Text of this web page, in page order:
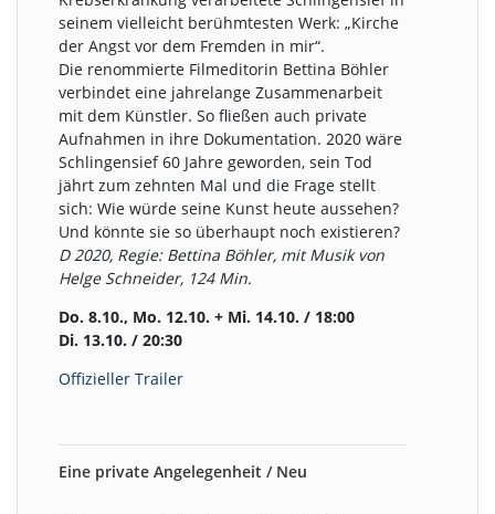
seinem vielleicht berühmtesten Werk: „Kirche
der Angst vor dem Fremden in mir“.
Die renommierte Filmeditorin Bettina Böhler
verbindet eine jahrelange Zusammenarbeit
mit dem Künstler. So fließen auch private
Aufnahmen in ihre Dokumentation. 2020 wäre
Schlingensief 60 Jahre geworden, sein Tod
jährt zum zehnten Mal und die Frage stellt
sich: Wie würde seine Kunst heute aussehen?
Und könnte sie so überhaupt noch existieren?
D 2020, Regie: Bettina Böhler, mit Musik von
Helge Schneider, 124 Min.
Do. 8.10., Mo. 12.10. + Mi. 14.10. / 18:00
Di. 13.10. / 20:30
Offizieller Trailer
Eine private Angelegenheit / Neu